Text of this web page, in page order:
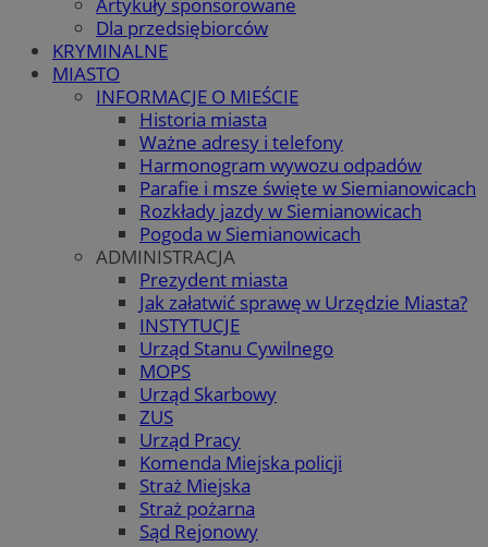
Dla przedsiębiorców
KRYMINALNE
MIASTO
INFORMACJE O MIEŚCIE
Historia miasta
Ważne adresy i telefony
Harmonogram wywozu odpadów
Parafie i msze święte w Siemianowicach
Rozkłady jazdy w Siemianowicach
Pogoda w Siemianowicach
ADMINISTRACJA
Prezydent miasta
Jak załatwić sprawę w Urzędzie Miasta?
INSTYTUCJE
Urząd Stanu Cywilnego
MOPS
Urząd Skarbowy
ZUS
Urząd Pracy
Komenda Miejska policji
Straż Miejska
Straż pożarna
Sąd Rejonowy